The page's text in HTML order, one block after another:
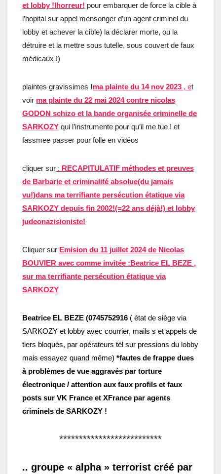
et lobby !lhorreur! pour embarquer de force la cible à
l’hopital sur appel mensonger d’un agent criminel du
lobby et achever la cible) la déclarer morte, ou la
détruire et la mettre sous tutelle, sous couvert de faux
médicaux !)
plaintes gravissimes !ma plainte du 14 nov 2023 , et
voir ma plainte du 22 mai 2024 contre nicolas
GODON schizo et la bande organisée criminelle de
SARKOZY qui l’instrumente pour qu’il me tue ! et
fassmee passer pour folle en vidéos
cliquer sur : RECAPITULATIF méthodes et preuves
de Barbarie et criminalité absolue(du jamais
vu!)dans ma terrifiante persécution étatique via
SARKOZY depuis fin 2002!(=22 ans déjà!) et lobby
judeonazisioniste!
Cliquer sur Emision du 11 juillet 2024 de Nicolas
BOUVIER avec comme invitée :Beatrice EL BEZE ,
sur ma terrifiante persécution étatique via
SARKOZY
Beatrice EL BEZE (0745752916 ( état de siège via
SARKOZY et lobby avec courrier, mails s et appels de
tiers bloqués, par opérateurs tél sur pressions du lobby
mais essayez quand même) *fautes de frappe dues
à problèmes de vue aggravés par torture
électronique / attention aux faux profils et faux
posts sur VK France et XFrance par agents
criminels de SARKOZY !
**************************
.. groupe « alpha » terrorist créé par